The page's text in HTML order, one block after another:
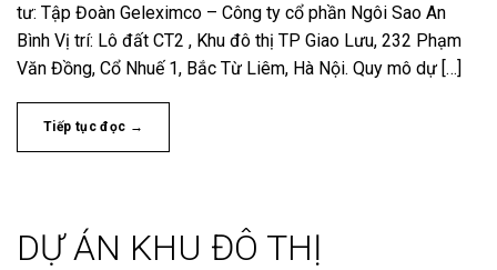
tư: Tập Đoàn Geleximco – Công ty cổ phần Ngôi Sao An
Bình Vị trí: Lô đất CT2 , Khu đô thị TP Giao Lưu, 232 Phạm
Văn Đồng, Cổ Nhuế 1, Bắc Từ Liêm, Hà Nội. Quy mô dự […]
Tiếp tục đọc →
DỰ ÁN KHU ĐÔ THỊ